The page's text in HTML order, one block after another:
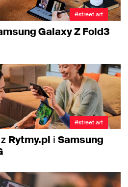
#street art
Galaxy Z Fold3
#street art
Rytmy.pl i Samsung